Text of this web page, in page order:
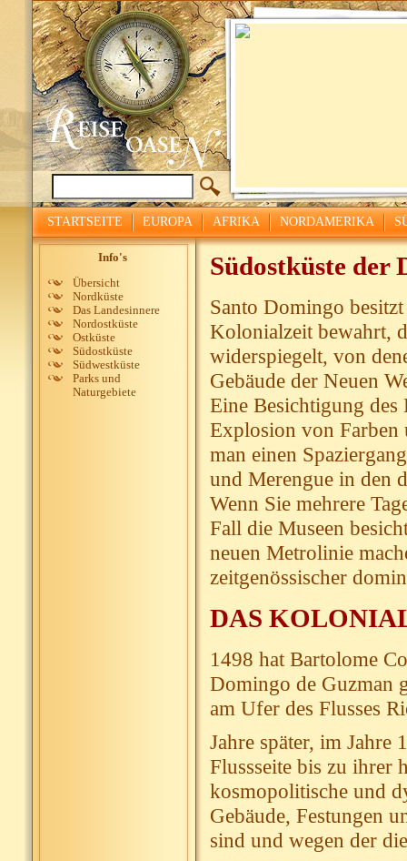
STARTSEITE EUROPA AFRIKA NORDAMERIKA
Info's
Übersicht
Nordküste
Das Landesinnere
Nordostküste
Ostküste
Südostküste
Südwestküste
Parks und
Naturgebiete
Südostküste der
Santo Domingo
Kolonialzeit bewahrt,
widerspiegelt, von
Gebäude der Neuen
Eine Besichtigung des
Explosion von Farben
man einen
und Merengue in den
Wenn Sie mehrere
Fall die Museen
neuen Metrolinie
zeitgenössischer
DAS
1498 hat Bartolome
Domingo de Guzman
am Ufer des Flusses
Jahre später, im Jahre
Flussseite bis zu ihrer
kosmopolitische und
Gebäude, Festungen
sind und wegen der